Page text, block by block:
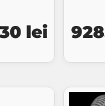
lei
curent
este:
563.30
a
fost: